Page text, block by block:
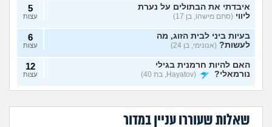
איבדתי את הבתולים על נערת
ליווי (סתם מישהו, בן 17)
5
עצות
בעיות ביני לבית הזוג, מה
לעשות? (אנונימי, בן 24)
6
עצות
האם להיות חרמנית בגילי
נורמאלי?
(Hayatov, בת 40)
12
עצות
סוטה, בן 18)
שאלות שעוררו עניין במדור
נפרדנו ברע ויש אצלו
לעשות?
שכבתי עם מלא
במחלות מין, לספר?
בת 30 עדיין בתולה,
כדאי ללכת לנער
ליווי?
לא שוכבים והוא אמר
יותר רזה. מה לעשות?